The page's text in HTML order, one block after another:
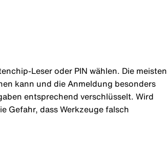
Leser oder PIN wählen. Die meisten
kann und die Anmeldung besonders
entsprechend verschlüsselt. Wird
Gefahr, dass Werkzeuge falsch